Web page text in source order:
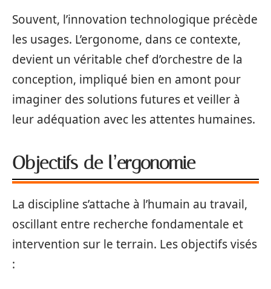
Souvent, l’innovation technologique précède
les usages. L’ergonome, dans ce contexte,
devient un véritable chef d’orchestre de la
conception, impliqué bien en amont pour
imaginer des solutions futures et veiller à
leur adéquation avec les attentes humaines.
Objectifs de l’ergonomie
La discipline s’attache à l’humain au travail,
oscillant entre recherche fondamentale et
intervention sur le terrain. Les objectifs visés
: